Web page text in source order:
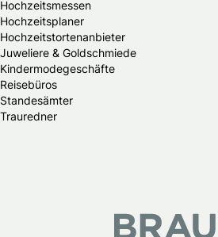
Hochzeitsmessen
Hochzeitsplaner
Hochzeitstortenanbieter
Juweliere & Goldschmiede
Kindermodegeschäfte
Reisebüros
Standesämter
Trauredner